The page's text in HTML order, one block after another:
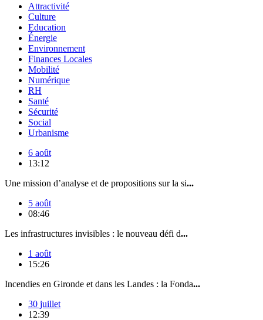
Attractivité
Culture
Education
Énergie
Environnement
Finances Locales
Mobilité
Numérique
RH
Santé
Sécurité
Social
Urbanisme
6 août
13:12
Une mission d’analyse et de propositions sur la si...
5 août
08:46
Les infrastructures invisibles : le nouveau défi d...
1 août
15:26
Incendies en Gironde et dans les Landes : la Fonda...
30 juillet
12:39